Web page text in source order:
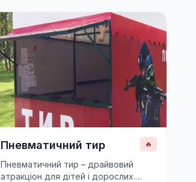
Пневматичний тир 🔥
Пневматичний тир – драйвовий
атракціон для дітей і дорослих.